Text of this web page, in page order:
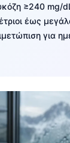
≥240 mg/
έως
για